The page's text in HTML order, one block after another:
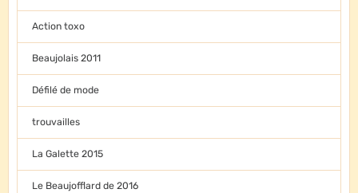
Action toxo
Beaujolais 2011
Défilé de mode
trouvailles
La Galette 2015
Le Beaujofflard de 2016